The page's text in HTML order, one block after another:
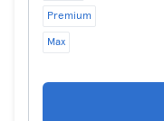
Premium
Max